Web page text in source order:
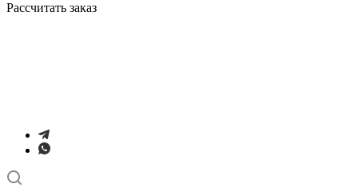
Рассчитать заказ